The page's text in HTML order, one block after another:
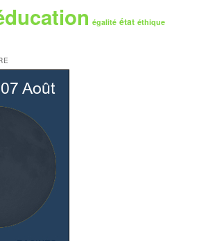
égalité état éthique